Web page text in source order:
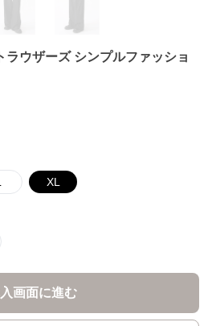
ラウザーズ シンプルファッショ
XL
画面に進む